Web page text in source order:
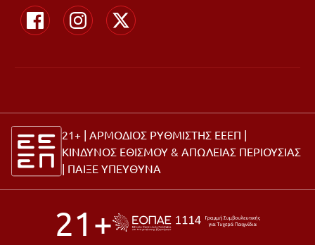
21+ | ΑΡΜΟΔΙΟΣ ΡΥΘΜΙΣΤΗΣ ΕΕΕΠ |
ΚΙΝΔΥΝΟΣ ΕΘΙΣΜΟΥ & ΑΠΩΛΕΙΑΣ ΠΕΡΙΟΥΣΙΑΣ
| ΠΑΙΞΕ ΥΠΕΥΘΥΝΑ
21+